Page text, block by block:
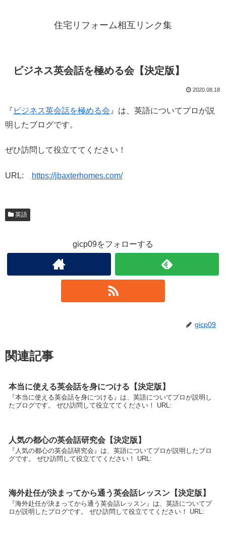
住宅リフォーム相互リンク集
ビジネス英会話を極める会【決定版】
2020.08.18
『 ビジネス英会話を極める会 』は、英語についてプロが説
明したブログです。
ぜひ訪問して役立ててください！
URL: https://jbaxterhomes.com/
英語
gicp09をフォローする
gicp09
関連記事
本当に使える英会話を身につける【決定版】
『本当に使える英会話を身につける』は、英語についてプロが説明し
たブログです。 ぜひ訪問して役立ててください！ URL:
人気の都心の英会話研究会【決定版】
『人気の都心の英会話研究会』は、英語についてプロが説明したブロ
グです。 ぜひ訪問して役立ててください！ URL:
海外赴任が決まってから通う英会話レッスン【決定版】
『海外赴任が決まってから通う英会話レッスン』は、英語についてプ
ロが説明したブログです。 ぜひ訪問して役立ててください！ URL: